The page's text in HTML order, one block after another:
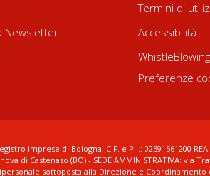
Newsletter
Termini di
Accessibilità
WhistleBlowing
Preferenze
imprese di Bologna, C.F. e P.I.: 02591561200 REA
di Castenaso (BO) - SEDE AMMINISTRATIVA: via
sottoposta alla Direzione e Coordinamento